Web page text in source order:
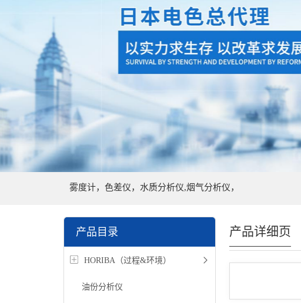
雾度计，色差仪，水质分析仪,烟气分析仪，
产品目录
HORIBA（过程&环境）
油份分析仪
产品详细页